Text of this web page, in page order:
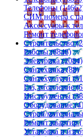
Телефоны
СИМ номера с
Аксессуары к
Ремонт
Строительство
Работы (8848)
Электрика (2084)
Сантехника (88)
Сантехуслуги
Газ, отопление
Инструменты
Оборудование
Строй/
Ремонт квартир
Установка и